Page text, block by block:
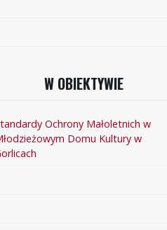
W OBIEKTYWIE
Ochrony Małoletnich w
Domu Kultury w